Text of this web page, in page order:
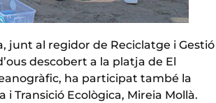
junt al regidor de Reciclatge i Gestió
descobert a la platja de El
ha participat també la
Transició Ecològica, Mireia Mollà.